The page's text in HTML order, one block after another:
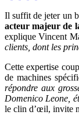
Il suffit de jeter un
acteur majeur de
explique Vincent
clients, dont les
Cette expertise
de machines
répondre aux
Domenico Leone,
le clin d’œil, invite